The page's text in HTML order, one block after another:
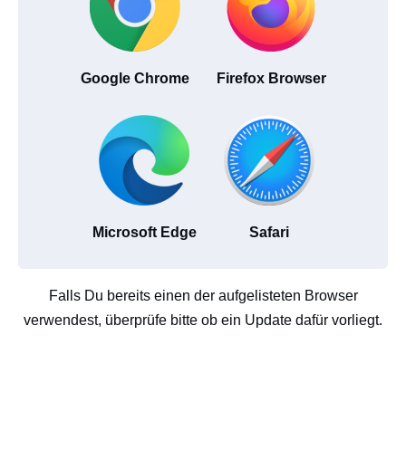
Google Chrome Firefox Browser
Microsoft Edge Safari
Falls Du bereits einen der aufgelisteten Browser
verwendest, überprüfe bitte ob ein Update dafür vorliegt.